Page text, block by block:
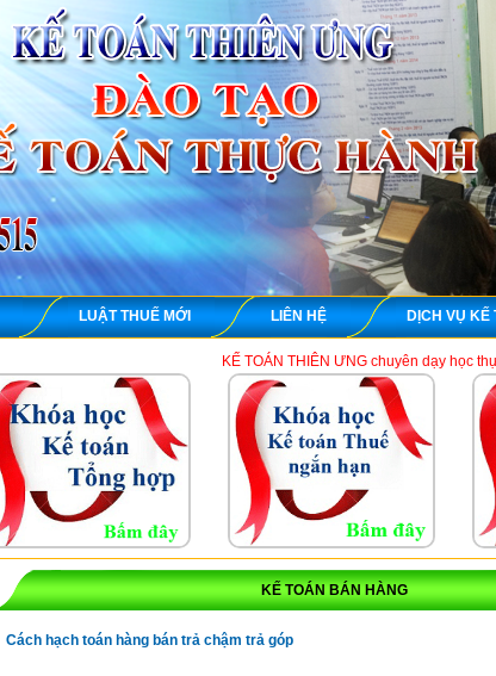
LUẬT THUẾ MỚI LIÊN HỆ DỊCH VỤ KẾ
KẾ TOÁN THIÊN ƯNG chuyên dạy học thực hành kế
KẾ TOÁN BÁN HÀNG
Cách hạch toán hàng bán trả chậm trả góp